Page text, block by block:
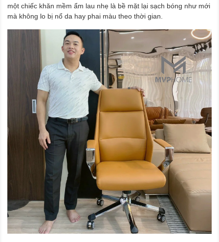
một chiếc khăn mềm ẩm lau nhẹ là bề mặt lại sạch bóng như mới
mà không lo bị nổ da hay phai màu theo thời gian.